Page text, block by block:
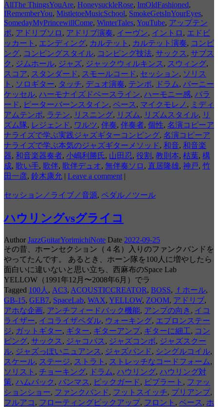
AllThe ThingsYouAre, HoneysuckleRose, ImOldFashioned,
IRememberYou, MistletoeMusicSchool, SmokeGetsInYourEyes,
SomedayMyPrincewillCome, WinterTales, YouTube, アップテン
ポ, アドリブソロ , アドリブ演奏, イーヴン, イントロ , エドビ
ッカート , エンディング, カルテット , カルテット演奏, コンピ
ング, コンピングスタイル, コンピング技法, サックス , サブス
ク , ジムホール, ジャズ, ジャックウィルキンス , スウィング,
スコア, スタンダード, スモールコード, セッション, ソリス
ト , ソロギター, タッチ, デュオ演奏, テンポ, ドラム, バーニー
ケッセル, ハーモナイズドベースライン, ハーモニー感, バラ
ード, ピーターバーンスタイン, ベース , マイクモレノ , ミディ
アムテンポ, ラテン, リスニング, リズム, リズムスタイル, リ
ズム隊, レジェンド, ワルツ, 伴奏, 伴奏者, 個性, 名演コピーア
ナライズで学ぶ実践ジャズギターコンピング, 名演コピーア
ナライズで学ぶ本気のジャズギターメソッド, 和音, 和音楽
器, 和音楽器奏者, 小嶋利勝氏, 山田忍, 役割 , 教則本, 枯葉, 構
成, 歌い手, 歌伴, 歌伴デュオ, 無伴奏ソロ , 直居隆雄, 神戸, 竹
田一彦, 鈴木康允 | Leave a comment |
セッション／ライブ／音源, ペダル／ツール
ハウリングvsグライコ
Author JazzGuitarYorimichiNote Date 2022-09-25
その昔、ホーンセクション（４名）入りのファンクバンドを
やってたんです。 あるとき、ホーン隊を100人に増やしたら
面白いに違いないと思い立ち、西麻布のSpace Lab
YELLOW（1991年12月〜2008年6月）でラ
Tagged 100人 , AC3, ACOUSTICCREATOR, BOSS, ｆホール,
GB-15, GEB7, SpaceLab, WAX, YELLOW, ZOOM, アドリブ,
アホな企画, アンチフィードバック機能, アンプの向き , イコ
ライザー, イコライザペダル, ウォーキング, エプロンステー
ジ, ガットギター, ギター, ギターアンプ, ギターに細工, コン
ピング, サックス , ジャコパス , ジャズコンボ, ジャズスクー
ル, ジャズっぽいニュアンス , ジャズバンド, シングルコイル,
スケール, ステージ, ストラト , ストレッチなコードフォーム,
ソリスト , チョーキング, ドラム, ハウリング, ハウリング対
策, ハムバック , バンマス , ピックガード, ビブラート , ファッ
ションショー, ファンクバンド, フットスイッチ, プリアンプ,
フルアコ , フローティングピックアップ, フロント , ベース , ホ